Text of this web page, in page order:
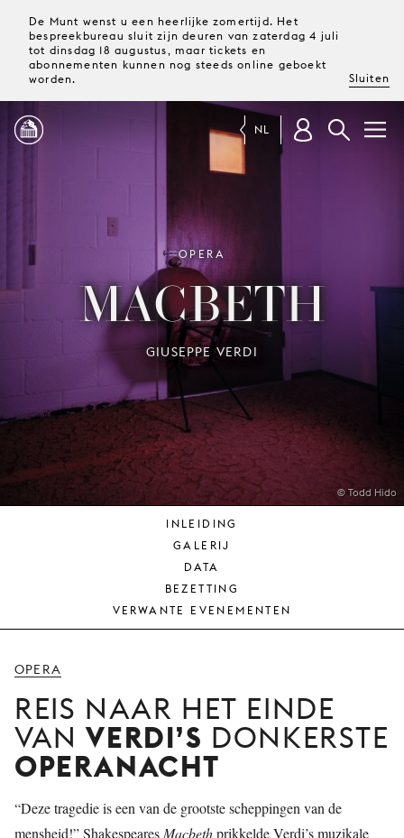
De Munt wenst u een heerlijke zomertijd. Het
bespreekbureau sluit zijn deuren van zaterdag 4 juli
tot dinsdag 18 augustus, maar tickets en
abonnementen kunnen nog steeds online geboekt
worden.
Sluiten
TICKETS &
ABONNEMENTEN
UW
JONG
PUBLIEK
DE
MUNT
ONS
NL
© Todd Hido
OPERA
MACBETH
GIUSEPPE VERDI
INLEIDING
GALERIJ
DATA
BEZETTING
VERWANTE EVENEMENTEN
OPERA
REIS NAAR HET EINDE
VANVERDI’S DONKERSTE
OPERANACHT
“Deze tragedie is een van de grootste scheppingen van de
mensheid!” Shakespeares Macbethprikkelde Verdi’s muzikale